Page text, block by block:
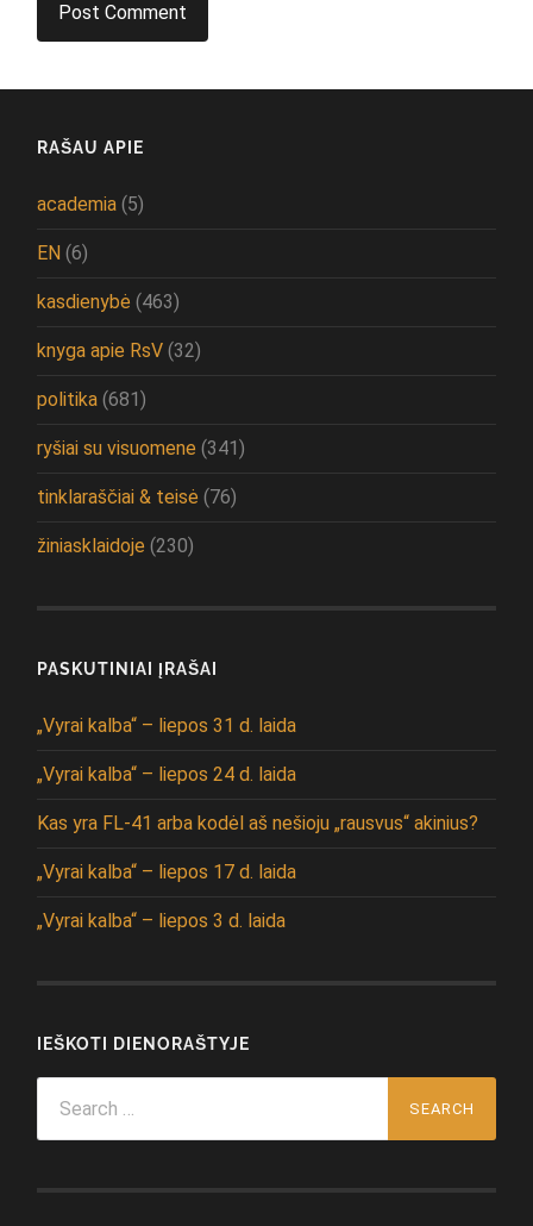
RAŠAU APIE
academia (5)
EN (6)
kasdienybė (463)
knyga apie RsV (32)
politika (681)
ryšiai su visuomene (341)
tinklaraščiai & teisė (76)
žiniasklaidoje (230)
PASKUTINIAI ĮRAŠAI
„Vyrai kalba“ – liepos 31 d. laida
„Vyrai kalba“ – liepos 24 d. laida
Kas yra FL-41 arba kodėl aš nešioju „rausvus“ akinius?
„Vyrai kalba“ – liepos 17 d. laida
„Vyrai kalba“ – liepos 3 d. laida
IEŠKOTI DIENORAŠTYJE
for: